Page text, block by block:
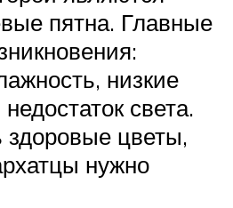
пятна. Главные
низкие
света.
цветы,
нужно